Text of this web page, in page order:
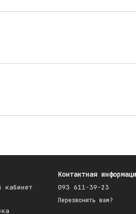
кабинет
Контактная
093 611-39-23
Перезвонить вам?